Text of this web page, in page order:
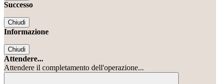
Successo
Chiudi
Informazione
Chiudi
Attendere...
Attendere il completamento dell'operazione...